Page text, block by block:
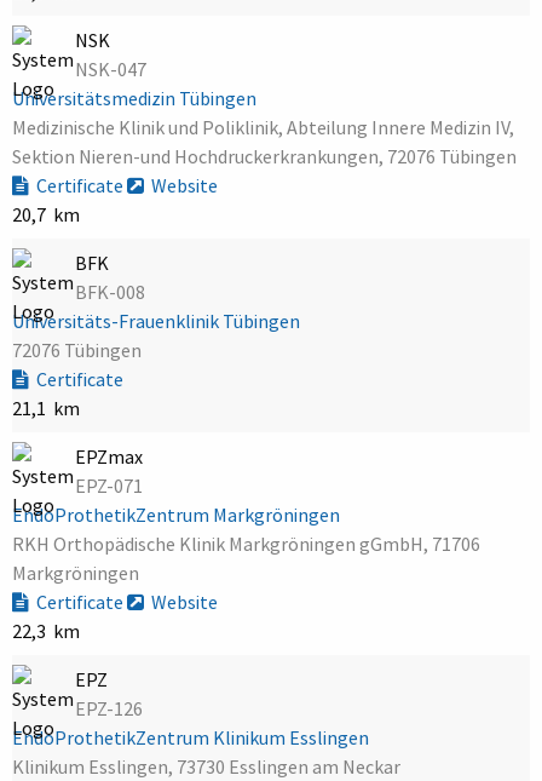
NSK
NSK-047
Universitätsmedizin Tübingen
Medizinische Klinik und Poliklinik, Abteilung Innere Medizin IV,
Sektion Nieren-und Hochdruckerkrankungen, 72076 Tübingen
Certificate
Website
20,7 km
BFK
BFK-008
Universitäts-Frauenklinik Tübingen
72076 Tübingen
Certificate
21,1 km
EPZmax
EPZ-071
EndoProthetikZentrum Markgröningen
RKH Orthopädische Klinik Markgröningen gGmbH, 71706
Markgröningen
Certificate
Website
22,3 km
EPZ
EPZ-126
EndoProthetikZentrum Klinikum Esslingen
Klinikum Esslingen, 73730 Esslingen am Neckar